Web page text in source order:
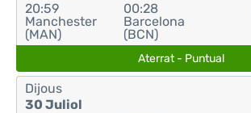
20:59
Manchester
(MAN)
00:28
Barcelona
(BCN)
Aterrat - Puntual
Dijous
30 Juliol